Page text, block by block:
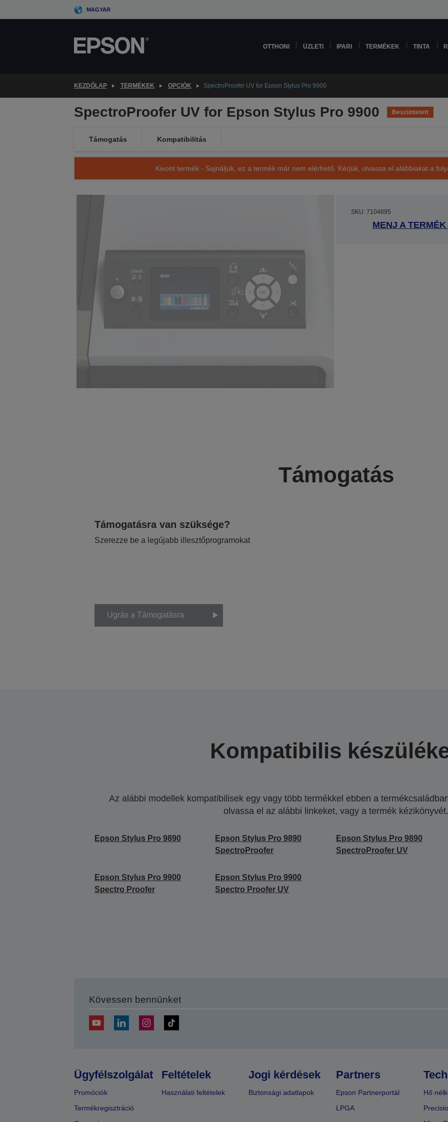
to
MAGYAR
OTTHONI ÜZLETI IPARI TERMÉKEK TINTA
KEZDŐLAP TERMÉKEK OPCIÓK SpectroProofer UV for Epson Stylus Pro 9900
SpectroProofer UV for Epson Stylus Pro 9900 Beszüntetett
Támogatás Kompatibilitás
Kivont termék - Sajnáljuk, ez a termék már nem elérhető. Kérjük, olvassa el alábbiakat a
SKU: 7104895
MENJ A
Támogatás
Támogatásra van szüksége?
Szerezze be a legújabb illesztőprogramokat
Ugrás a Támogatásra
Kompatibilis
Az alábbi modellek kompatibilisek egy vagy több termékkel ebben a
olvassa el az alábbi linkeket, vagy a termék kézikönyvét.
Epson Stylus Pro 9890
Epson Stylus Pro 9890
SpectroProofer
Epson Stylus Pro 9890
SpectroProofer UV
Epson Stylus Pro 9900
Spectro Proofer
Epson Stylus Pro 9900
Spectro Proofer UV
Kövessen bennünket
Ügyfélszolgálat
Promóciók
Termékregisztráció
Feltételek
Használati feltételek
Jogi kérdések
Biztonsági adatlapok
Partners
Epson Partnerportál
LPGA
Hő